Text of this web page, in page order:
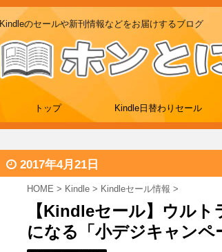
Kindleのセールや新刊情報などをお届けするブログ
トップ Kindle日替わりセール
2017年4月21日
HOME > Kindle > Kindleセール情報 >
【Kindleセール】ウル
になる「小デジキャンペ